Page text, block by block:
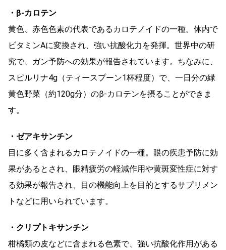
・β-カロテン
黄色、赤色色素の代表であるカロテノイドの一種。体内で
ビタミンAに変換され、強い抗酸化力を発揮。世界中の研
究で、ガン予防への効果が報告されています。ちなみに、
スピルリナ4g（ティースプーン1杯程度）で、一日分の緑
黄色野菜（約120g分）のβ-カロテンを摂ることができま
す。
・ゼアキサンチン
目に多く含まれるカロテノイドの一種。眼の疾患予防に効
果があるとされ、眼精疲労の軽減作用や黄斑変性症に対す
る効果が報告され、目の機能向上を目的とするサプリメン
トなどに用いられています。
・クリプトキサンチン
柑橘類の皮などに含まれる色素で、強い抗酸化作用がある